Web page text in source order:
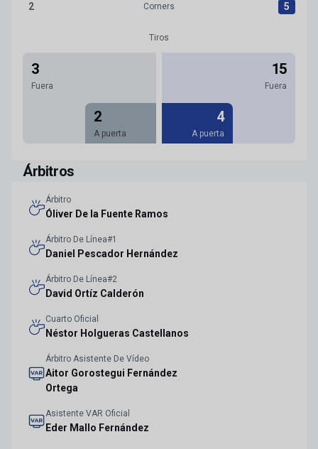
Corners:RC Deportivo 2 versus Real Zaragoza 5
2 Corners 5
Tiros
3
Fuera
2
A puerta
15
Fuera
4
A puerta
Árbitros
Árbitro
Óliver De la Fuente Ramos
Árbitro De Línea#1
Daniel Pescador Hernández
Árbitro De Línea#2
David Ortíz Calderón
Cuarto Oficial
Néstor Holgueras Castellanos
Árbitro Asistente De Vídeo
Aitor Gorostegui Fernández
Ortega
Asistente VAR Oficial
Eder Mallo Fernández